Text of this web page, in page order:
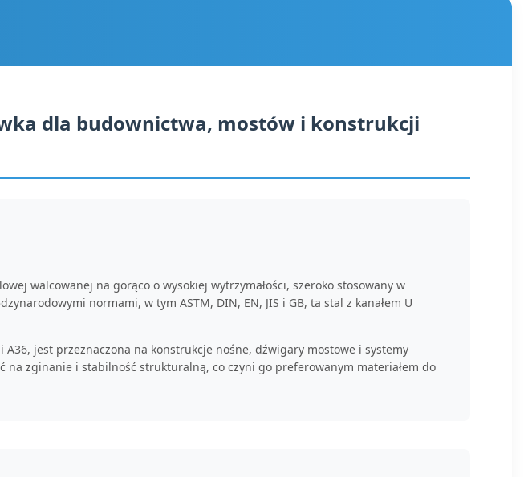
dla budownictwa, mostów i konstrukcji
walcowanej na gorąco o wysokiej wytrzymałości, szeroko stosowany w
normami, w tym ASTM, DIN, EN, JIS i GB, ta stal z kanałem U
jest przeznaczona na konstrukcje nośne, dźwigary mostowe i systemy
na zginanie i stabilność strukturalną, co czyni go preferowanym materiałem do